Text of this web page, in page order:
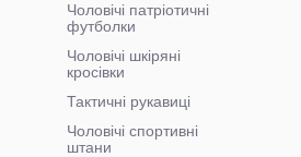
Чоловічі патріотичні
футболки
Чоловічі шкіряні
кросівки
Тактичні рукавиці
Чоловічі спортивні
штани